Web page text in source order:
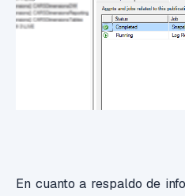
En cuanto a respaldo de